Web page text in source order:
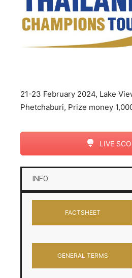
21-23 February 2024, Lake
Phetchaburi, Prize money
LIVE
INFO
FACTSHEET
GENERAL TERMS